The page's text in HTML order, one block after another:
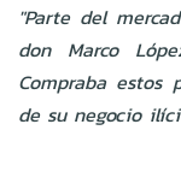
"Parte del
don Marco
Compraba estos
de su negocio